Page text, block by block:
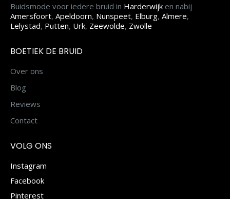
Buidsmode voor iedere bruid in Harderwijk en nabij
Amersfoort, Apeldoorn, Nunspeet, Elburg, Almere,
Lelystad, Putten, Urk, Zeewolde, Zwolle
BOETIEK DE BRUID
Over ons
Blog
Reviews
Contact
VOLG ONS
Instagram
Facebook
Pinterest